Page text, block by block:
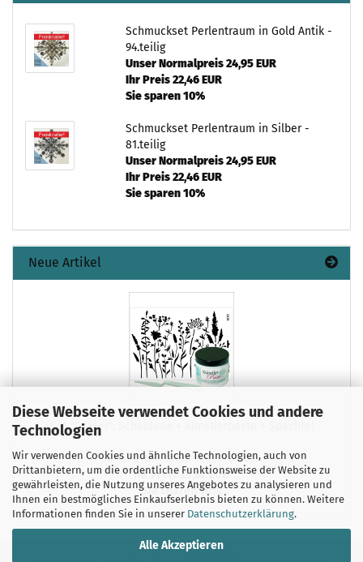
Diese Webseite verwendet Cookies und andere
Technologien
Wir verwenden Cookies und ähnliche Technologien, auch von
Drittanbietern, um die ordentliche Funktionsweise der Website zu
gewährleisten, die Nutzung unseres Angebotes zu analysieren und
Ihnen ein bestmögliches Einkaufserlebnis bieten zu können. Weitere
Informationen finden Sie in unserer Datenschutzerklärung.
Alle Akzeptieren
Schmuckset Perlentraum in Gold Antik -
94.teilig
Unser Normalpreis 24,95 EUR
Ihr Preis 22,46 EUR
Sie sparen 10%
Schmuckset Perlentraum in Silber -
81.teilig
Unser Normalpreis 24,95 EUR
Ihr Preis 22,46 EUR
Sie sparen 10%
Neue Artikel
Set "Gräser", Schablone + Künstlerpaste + Spachtel
Unser Normalpreis 27,80 EUR
Ihr Preis 25,02 EUR
Sie sparen 10%